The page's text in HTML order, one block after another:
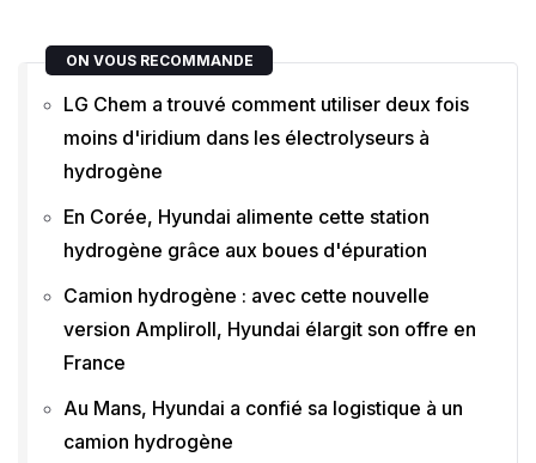
ON VOUS RECOMMANDE
LG Chem a trouvé comment utiliser deux fois
moins d'iridium dans les électrolyseurs à
hydrogène
En Corée, Hyundai alimente cette station
hydrogène grâce aux boues d'épuration
Camion hydrogène : avec cette nouvelle
version Ampliroll, Hyundai élargit son offre en
France
Au Mans, Hyundai a confié sa logistique à un
camion hydrogène